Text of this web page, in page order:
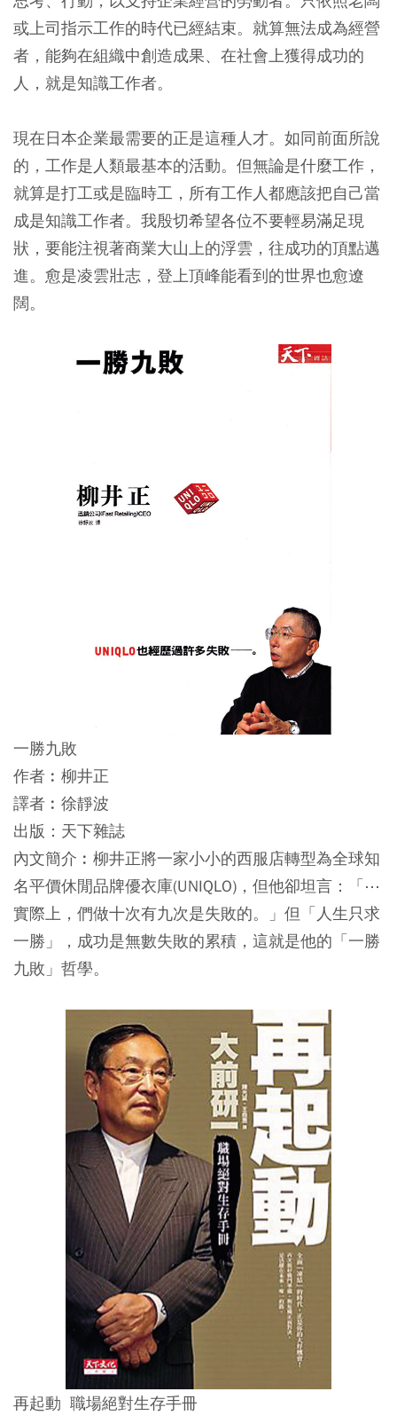
或上司指示工作的時代已經結束。就算無法成為經營
者，能夠在組織中創造成果、在社會上獲得成功的
人，就是知識工作者。
現在日本企業最需要的正是這種人才。如同前面所說
的，工作是人類最基本的活動。但無論是什麼工作，
就算是打工或是臨時工，所有工作人都應該把自己當
成是知識工作者。我殷切希望各位不要輕易滿足現
狀，要能注視著商業大山上的浮雲，往成功的頂點邁
進。愈是凌雲壯志，登上頂峰能看到的世界也愈遼
闊。
一勝九敗
作者︰柳井正
譯者︰徐靜波
出版：天下雜誌
內文簡介︰柳井正將一家小小的西服店轉型為全球知
名平價休閒品牌優衣庫(UNIQLO)，但他卻坦言：「⋯
實際上，們做十次有九次是失敗的。」但「人生只求
一勝」，成功是無數失敗的累積，這就是他的「一勝
九敗」哲學。
再起動 職場絕對生存手冊